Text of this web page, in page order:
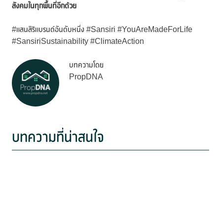
สังคมในทุกพื้นที่อีกด้วย
#แสนสิริแบรนด์อันดับหนึ่ง #Sansiri #YouAreMadeForLife
#SansiriSustainability #ClimateAction
บทความโดย
PropDNA
บทความที่น่าสนใจ